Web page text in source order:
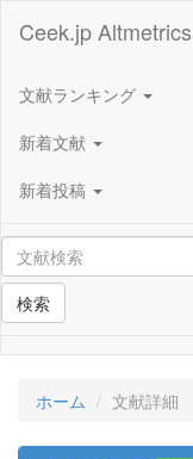
Ceek.jp
文献ランキング
新着文献
新着投稿
検索
ホーム 文献詳細